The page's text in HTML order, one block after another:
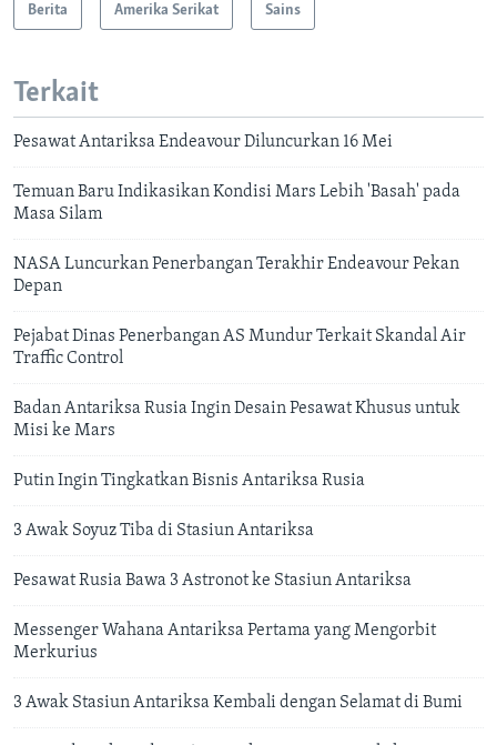
Berita Amerika Serikat Sains
Terkait
Pesawat Antariksa Endeavour Diluncurkan 16 Mei
Temuan Baru Indikasikan Kondisi Mars Lebih 'Basah' pada
Masa Silam
NASA Luncurkan Penerbangan Terakhir Endeavour Pekan
Depan
Pejabat Dinas Penerbangan AS Mundur Terkait Skandal Air
Traffic Control
Badan Antariksa Rusia Ingin Desain Pesawat Khusus untuk
Misi ke Mars
Putin Ingin Tingkatkan Bisnis Antariksa Rusia
3 Awak Soyuz Tiba di Stasiun Antariksa
Pesawat Rusia Bawa 3 Astronot ke Stasiun Antariksa
Messenger Wahana Antariksa Pertama yang Mengorbit
Merkurius
3 Awak Stasiun Antariksa Kembali dengan Selamat di Bumi